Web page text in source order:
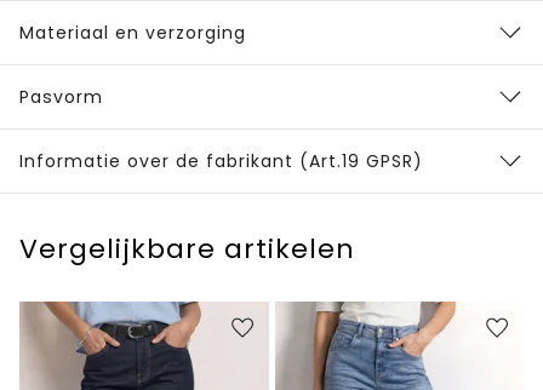
Materiaal en verzorging
Pasvorm
Informatie over de fabrikant (Art.19 GPSR)
Vergelijkbare artikelen